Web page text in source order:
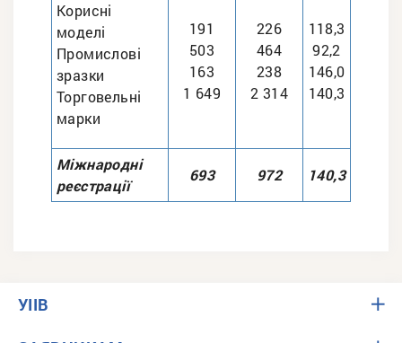
Корисні
моделі
Промислові
зразки
Торговельні
марки
191
503
163
1 649
226
464
238
2 314
118,3
92,2
146,0
140,3
Міжнародні
реєстрації
693 972 140,3
УІІВ